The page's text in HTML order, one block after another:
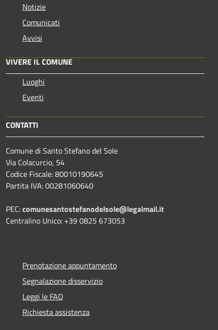
Notizie
Comunicati
Avvisi
VIVERE IL COMUNE
Luoghi
Eventi
CONTATTI
Comune di Santo Stefano del Sole
Via Colacurcio, 54
Codice Fiscale: 80010190645
Partita IVA: 00281060640
PEC:comunesantostefanodelsole@legalmail.it
Centralino Unico: +39 0825 673053
Prenotazione appuntamento
Segnalazione disservizio
Leggi le FAQ
Richiesta assistenza